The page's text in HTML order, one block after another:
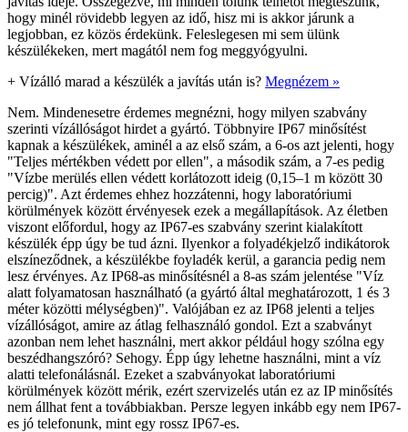
hogy minél rövidebb legyen az idő, hisz mi is akkor járunk a
legjobban, ez közös érdekünk. Feleslegesen mi sem ülünk
készülékeken, mert magától nem fog meggyógyulni.
+ Vízálló marad a készülék a javítás után is? Megnézem »
Nem. Mindenesetre érdemes megnézni, hogy milyen szabvány
szerinti vízállóságot hirdet a gyártó. Többnyire IP67 minősítést
kapnak a készülékek, aminél a az első szám, a 6-os azt jelenti, hogy
"Teljes mértékben védett por ellen", a második szám, a 7-es pedig
"Vízbe merülés ellen védett korlátozott ideig (0,15–1 m között 30
percig)". Azt érdemes ehhez hozzátenni, hogy laboratóriumi
körülmények között érvényesek ezek a megállapítások. Az életben
viszont előfordul, hogy az IP67-es szabvány szerint kialakított
készülék épp úgy be tud ázni. Ilyenkor a folyadékjelző indikátorok
elszíneződnek, a készülékbe foyladék kerül, a garancia pedig nem
lesz érvényes. Az IP68-as minősítésnél a 8-as szám jelentése "Víz
alatt folyamatosan használható (a gyártó által meghatározott, 1 és 3
méter közötti mélységben)". Valójában ez az IP68 jelenti a teljes
vízállóságot, amire az átlag felhasználó gondol. Ezt a szabványt
azonban nem lehet használni, mert akkor például hogy szólna egy
beszédhangszóró? Sehogy. Épp úgy lehetne használni, mint a víz
alatti telefonálásnál. Ezeket a szabványokat laboratóriumi
körülmények között mérik, ezért szervizelés után ez az IP minősítés
nem állhat fent a továbbiakban. Persze legyen inkább egy nem IP67-
es jó telefonunk, mint egy rossz IP67-es.